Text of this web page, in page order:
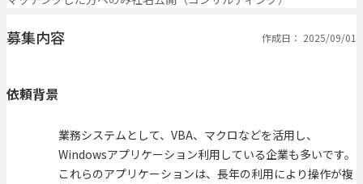
募集内容 作成日： 2025/09/01
依頼背景
業務システムとして、VBA、マクロなどを活用し、
Windowsアプリケーション利用している企業も多いです。
これらのアプリケーションは、長年の利用により操作が複